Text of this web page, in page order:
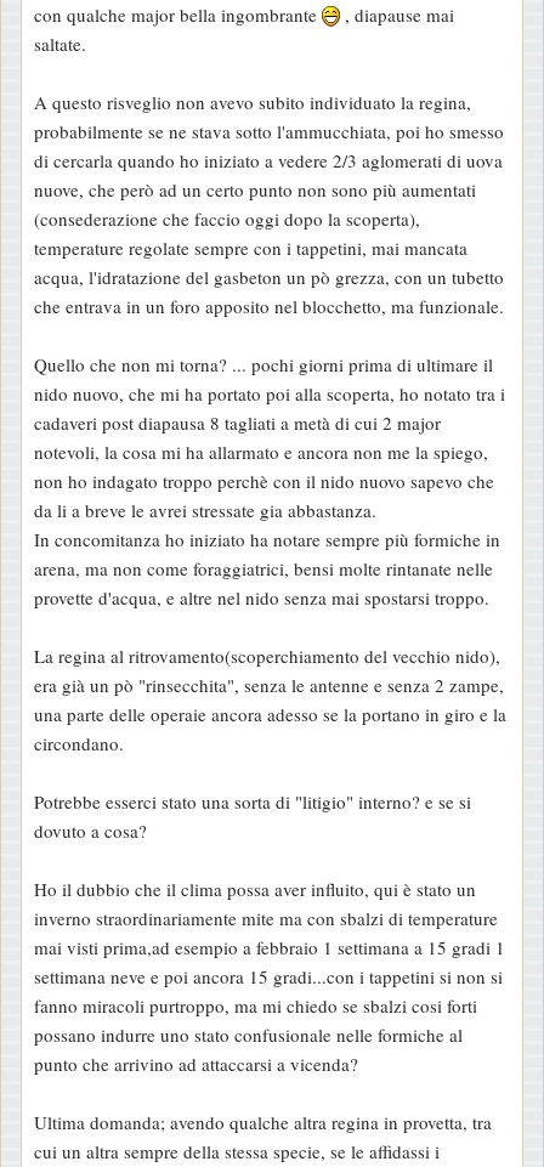
con qualche major bella ingombrante
, diapause mai
saltate.
A questo risveglio non avevo subito individuato la regina,
probabilmente se ne stava sotto l'ammucchiata, poi ho smesso
di cercarla quando ho iniziato a vedere 2/3 aglomerati di uova
nuove, che però ad un certo punto non sono più aumentati
(consederazione che faccio oggi dopo la scoperta),
temperature regolate sempre con i tappetini, mai mancata
acqua, l'idratazione del gasbeton un pò grezza, con un tubetto
che entrava in un foro apposito nel blocchetto, ma funzionale.
Quello che non mi torna? ... pochi giorni prima di ultimare il
nido nuovo, che mi ha portato poi alla scoperta, ho notato tra i
cadaveri post diapausa 8 tagliati a metà di cui 2 major
notevoli, la cosa mi ha allarmato e ancora non me la spiego,
non ho indagato troppo perchè con il nido nuovo sapevo che
da li a breve le avrei stressate gia abbastanza.
In concomitanza ho iniziato ha notare sempre più formiche in
arena, ma non come foraggiatrici, bensi molte rintanate nelle
provette d'acqua, e altre nel nido senza mai spostarsi troppo.
La regina al ritrovamento(scoperchiamento del vecchio nido),
era già un pò "rinsecchita", senza le antenne e senza 2 zampe,
una parte delle operaie ancora adesso se la portano in giro e la
circondano.
Potrebbe esserci stato una sorta di "litigio" interno? e se si
dovuto a cosa?
Ho il dubbio che il clima possa aver influito, qui è stato un
inverno straordinariamente mite ma con sbalzi di temperature
mai visti prima,ad esempio a febbraio 1 settimana a 15 gradi 1
settimana neve e poi ancora 15 gradi...con i tappetini si non si
fanno miracoli purtroppo, ma mi chiedo se sbalzi cosi forti
possano indurre uno stato confusionale nelle formiche al
punto che arrivino ad attaccarsi a vicenda?
Ultima domanda; avendo qualche altra regina in provetta, tra
cui un altra sempre della stessa specie, se le affidassi i